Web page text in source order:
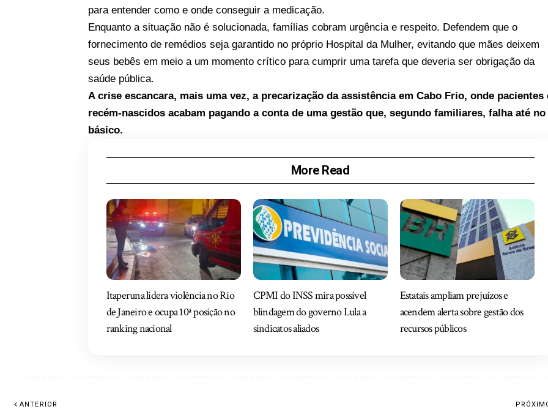
para entender como e onde conseguir a medicação.
Enquanto a situação não é solucionada, famílias cobram urgência e respeito. Defendem que o
fornecimento de remédios seja garantido no próprio Hospital da Mulher, evitando que mães deixem
seus bebês em meio a um momento crítico para cumprir uma tarefa que deveria ser obrigação da
saúde pública.
A crise escancara, mais uma vez, a precarização da assistência em Cabo Frio, onde pacientes
recém-nascidos acabam pagando a conta de uma gestão que, segundo familiares, falha até no
básico.
More Read
Itaperuna lidera violência no Rio
de Janeiro e ocupa 10ª posição no
ranking nacional
CPMI do INSS mira possível
blindagem do governo Lula a
sindicatos aliados
Estatais ampliam prejuízos e
acendem alerta sobre gestão dos
recursos públicos
ANTERIOR